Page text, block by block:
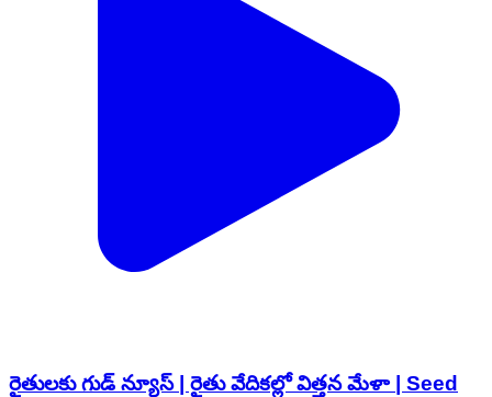
రైతులకు గుడ్ న్యూస్ | రైతు వేదికల్లో విత్తన మేళా | Seed